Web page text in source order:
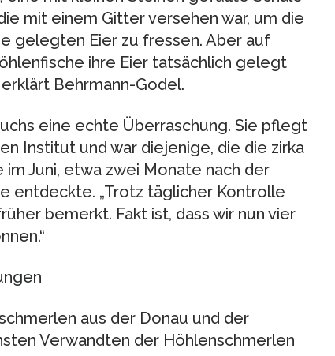
mit einem Gitter versehen war, um die
gelegten Eier zu fressen. Aber auf
ihre Eier tatsächlich gelegt
Behrmann-Godel.
eine echte Überraschung. Sie pflegt
Institut und war diejenige, die die zirka
Juni, etwa zwei Monate nach der
entdeckte. „Trotz täglicher Kontrolle
bemerkt. Fakt ist, dass wir nun vier
aus der Donau und der
Verwandten der Höhlenschmerlen